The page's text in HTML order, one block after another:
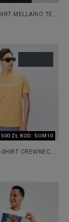
MELLARIO TEE
ZŁ KOD: SUM10
CREWNECK